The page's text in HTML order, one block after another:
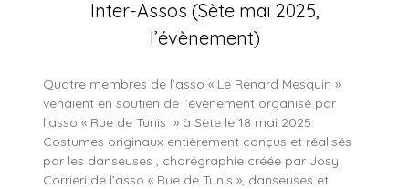
Inter-Assos (Sète mai 2025,
l’évènement)
Quatre membres de l’asso « Le Renard Mesquin »
venaient en soutien de l’évènement organisé par
l’asso « Rue de Tunis » à Sète le 18 mai 2025.
Costumes originaux entièrement conçus et réalisés
par les danseuses , chorégraphie créée par Josy
Corrieri de l’asso « Rue de Tunis », danseuses et